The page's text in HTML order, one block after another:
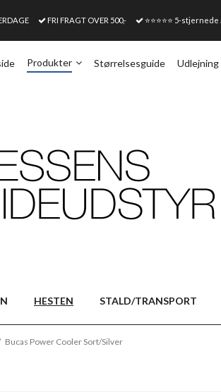
FRI FRAGT OVER 500,- ⭐⭐⭐⭐⭐ 5-
Produkter Størrelsesguide
HESTEN STALD/TRANSPORT
Bucas Power Cooler Sort/Silver